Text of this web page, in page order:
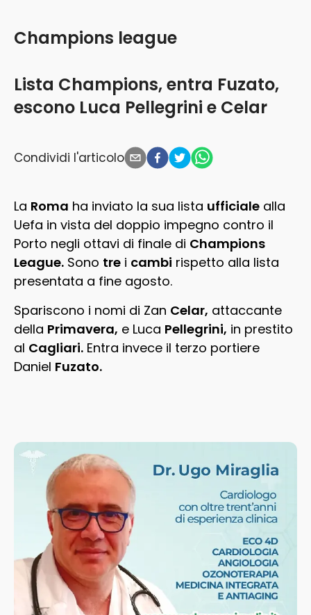
Lista Champions, entra Fuzato,
escono Luca Pellegrini e Celar
Champions league
Condividi l'articolo
La Roma ha inviato la sua lista ufficiale alla
Uefa in vista del doppio impegno contro il
Porto negli ottavi di finale di Champions
League. Sono tre i cambi rispetto alla lista
presentata a fine agosto.
Spariscono i nomi di Zan Celar, attaccante
della Primavera, e Luca Pellegrini, in prestito
al Cagliari. Entra invece il terzo portiere
Daniel Fuzato.